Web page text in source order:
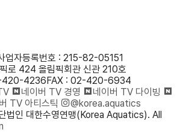
업자등록번호 : 215-82-05151
로 424 올림픽회관 신관 210호
420-4236FAX : 02-420-6934
네이버 TV 경영
네이버 TV 다이빙
TV 아티스틱
@korea.aquatics
인 대한수영연맹(Korea Aquatics). All